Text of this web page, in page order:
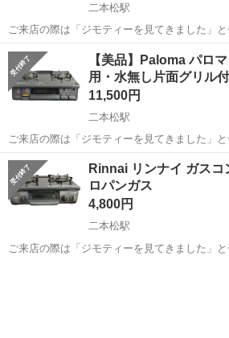
二本松駅
ご来店の際は「ジモティーを見てきました」
＊＊ ＊ ＊＊ ＊ ＊＊ ご覧いただきありがとうございます。 商品
名 Rinnai 2口ガスコンロ (都市ガス用・水無し
福島 二本松市 二本松駅 調理器具
【美品】Paloma パロ
用・水無し片面グリル
11,500円
二本松駅
ご来店の際は「ジモティーを見てきました」
＊＊ ＊ ＊＊ ＊ ＊＊ ご覧いただきありがとうございます。 商品
福島 二本松市 二本松駅 調理器具
Rinnai リンナイ ガスコンロ KSR562BKR プ
ロパンガス
4,800円
二本松駅
ご来店の際は「ジモティーを見てきました」